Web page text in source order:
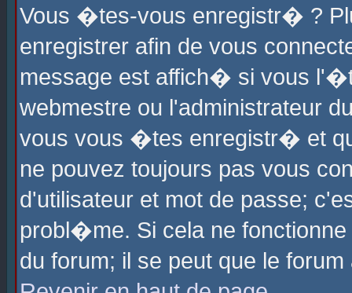
Vous �tes-vous enregistr� ?
enregistrer afin de vous
message est affich� si vous
webmestre ou l'administrateur
vous vous �tes enregistr� et
ne pouvez toujours pas vous
d'utilisateur et mot de passe;
probl�me. Si cela ne
du forum; il se peut que le